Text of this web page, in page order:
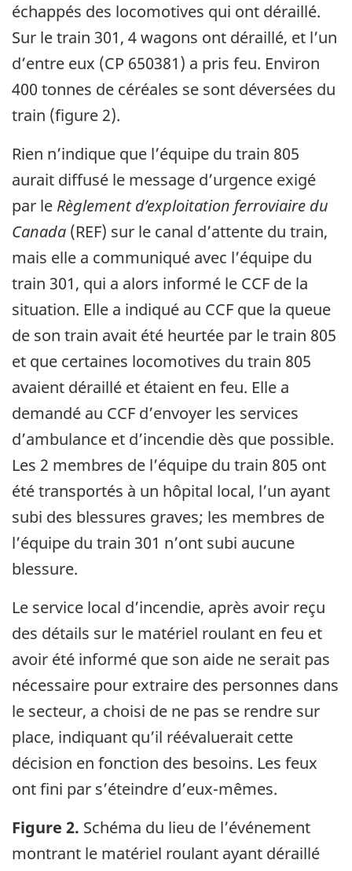
échappés des locomotives qui ont déraillé.
Sur le train 301, 4 wagons ont déraillé, et l’un
d’entre eux (CP 650381) a pris feu. Environ
400 tonnes de céréales se sont déversées du
train (figure 2).
Rien n’indique que l’équipe du train 805
aurait diffusé le message d’urgence exigé
par le Règlement d’exploitation ferroviaire du
Canada (REF) sur le canal d’attente du train,
mais elle a communiqué avec l’équipe du
train 301, qui a alors informé le CCF de la
situation. Elle a indiqué au CCF que la queue
de son train avait été heurtée par le train 805
et que certaines locomotives du train 805
avaient déraillé et étaient en feu. Elle a
demandé au CCF d’envoyer les services
d’ambulance et d’incendie dès que possible.
Les 2 membres de l’équipe du train 805 ont
été transportés à un hôpital local, l’un ayant
subi des blessures graves; les membres de
l’équipe du train 301 n’ont subi aucune
blessure.
Le service local d’incendie, après avoir reçu
des détails sur le matériel roulant en feu et
avoir été informé que son aide ne serait pas
nécessaire pour extraire des personnes dans
le secteur, a choisi de ne pas se rendre sur
place, indiquant qu’il réévaluerait cette
décision en fonction des besoins. Les feux
ont fini par s’éteindre d’eux-mêmes.
Figure 2. Schéma du lieu de l’événement
montrant le matériel roulant ayant déraillé